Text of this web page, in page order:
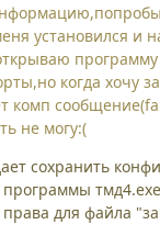
установился и
программу
когда хочу
комп
не могу:(
сохранить
для файла